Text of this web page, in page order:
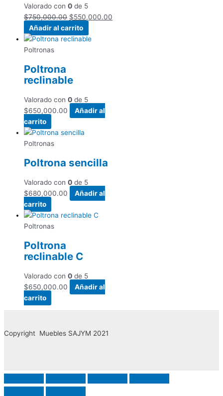
Valorado con 0 de 5
$750,000.00 $550,000.00
Añadir al carrito
Poltronas
Poltrona
reclinable
Valorado con 0 de 5
$650,000.00
Añadir al
carrito
Poltronas
Poltrona sencilla
Valorado con 0 de 5
$680,000.00
Añadir al
carrito
Poltronas
Poltrona
reclinable C
Valorado con 0 de 5
$650,000.00
Añadir al
carrito
Copyright Muebles SAJYM 2021